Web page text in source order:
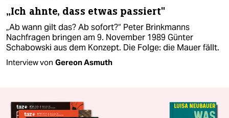
„Ich ahnte, dass etwas passiert"
„Ab wann gilt das? Ab sofort?“ Peter Brinkmanns
Nachfragen bringen am 9. November 1989 Günter
Schabowski aus dem Konzept. Die Folge: die Mauer fällt.
Interview von Gereon Asmuth